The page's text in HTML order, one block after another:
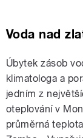
Voda nad
Úbytek zásob
klimatologa a
jedním z
oteplování v
průměrná